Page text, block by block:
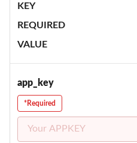
KEY
REQUIRED
VALUE
app_key
*Required